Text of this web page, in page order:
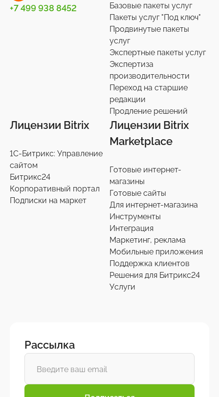
+7 499 938 8452
Базовые пакеты услуг
Пакеты услуг "Под ключ"
Продвинутые пакеты
услуг
Экспертные пакеты услуг
Экспертиза
производительности
Переход на старшие
редакции
Продление решений
Лицензии Bitrix
1С-Битрикс: Управление
сайтом
Битрикс24
Корпоративный портал
Подписки на маркет
Лицензии Bitrix
Marketplace
Готовые интернет-
магазины
Готовые сайты
Для интернет-магазина
Инструменты
Интеграция
Маркетинг, реклама
Мобильные приложения
Поддержка клиентов
Решения для Битрикс24
Услуги
Рассылка